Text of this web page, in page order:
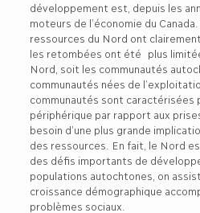
développement est, depuis les
moteurs de l’économie du
ressources du Nord ont
les retombées ont été plus
Nord, soit les communautés
communautés nées de
communautés sont caractérisées
périphérique par rapport aux
besoin d’une plus grande
des ressources. En fait, le Nord
des défis importants de
populations autochtones, on
croissance démographique
problèmes sociaux.